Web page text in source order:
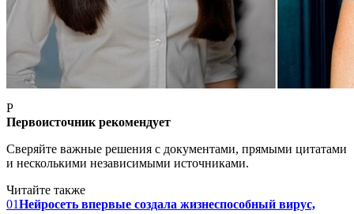
P
Первоисточник рекомендует
Сверяйте важные решения с документами, прямыми цитатами
и несколькими независимыми источниками.
Читайте также
01Нейросеть впервые создала жизнеспособный вирус,